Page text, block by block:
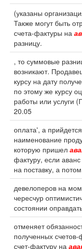
(указаны
Также могут быть
счета-фактуры на
разницу.
, то суммовые
возникают.
курсу на дату
по этому же курсу
работы или услуги
20.05
оплата', а
наименование
которую пришел
фактуру, если
на поставку, а
девелоперов на
чересчур
состоянии
отменяет
полученных
счет-фактуру на